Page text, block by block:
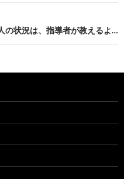
の状況は、指導者が教えるよ…